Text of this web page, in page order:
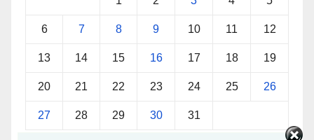
6 7 8 9 10 11 12
13 14 15 16 17 18 19
20 21 22 23 24 25 26
27 28 29 30 31